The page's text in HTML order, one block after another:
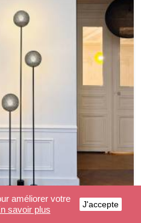
améliorer votre
savoir plus J'accepte